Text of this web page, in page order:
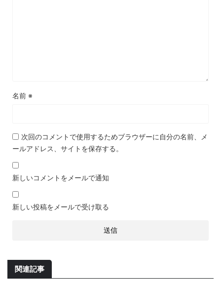
名前 ※
次回のコメントで使用するためブラウザーに自分の名前、メ
ールアドレス、サイトを保存する。
新しいコメントをメールで通知
新しい投稿をメールで受け取る
関連記事